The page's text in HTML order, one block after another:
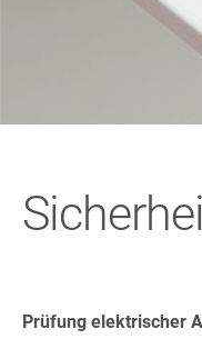
Prüfung elektrischer